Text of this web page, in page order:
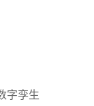
字孪生